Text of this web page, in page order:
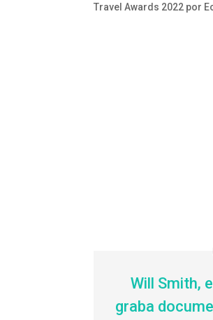
Travel Awards 2022 por
Will Smith,
graba